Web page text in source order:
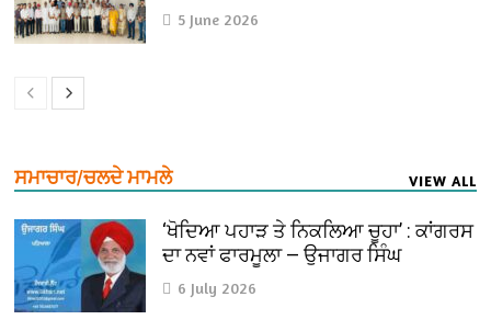
5 June 2026
ਸਮਾਚਾਰ/ਚਲਦੇ ਮਾਮਲੇ VIEW ALL
‘ਖੋਦਿਆ ਪਹਾੜ ਤੇ ਨਿਕਲਿਆ ਚੂਹਾ’ : ਕਾਂਗਰਸ
ਦਾ ਨਵਾਂ ਫਾਰਮੂਲਾ — ਉਜਾਗਰ ਸਿੰਘ
6 July 2026